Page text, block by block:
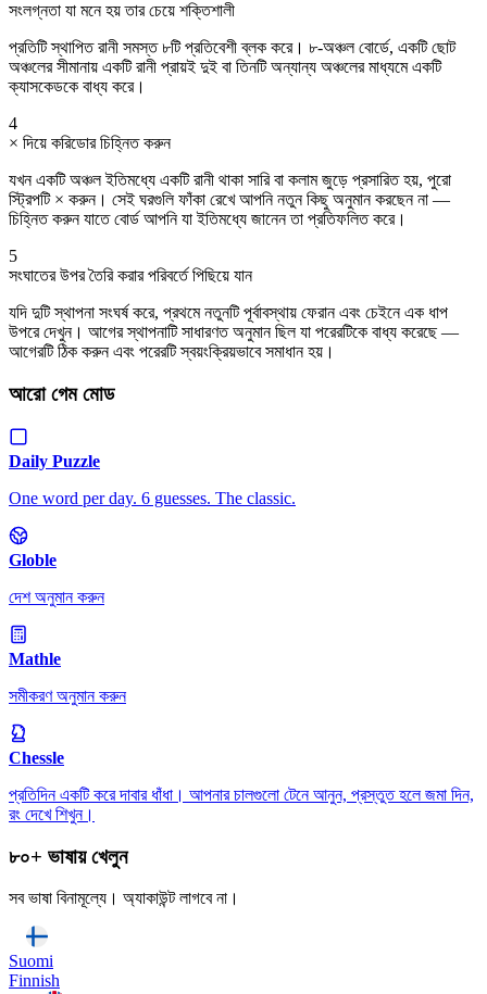
সংলগ্নতা যা মনে হয় তার চেয়ে শক্তিশালী
প্রতিটি স্থাপিত রানী সমস্ত ৮টি প্রতিবেশী ব্লক করে। ৮-অঞ্চল বোর্ডে, একটি ছোট
অঞ্চলের সীমানায় একটি রানী প্রায়ই দুই বা তিনটি অন্যান্য অঞ্চলের মাধ্যমে একটি
ক্যাসকেডকে বাধ্য করে।
4
× দিয়ে করিডোর চিহ্নিত করুন
যখন একটি অঞ্চল ইতিমধ্যে একটি রানী থাকা সারি বা কলাম জুড়ে প্রসারিত হয়, পুরো
স্ট্রিপটি × করুন। সেই ঘরগুলি ফাঁকা রেখে আপনি নতুন কিছু অনুমান করছেন না —
চিহ্নিত করুন যাতে বোর্ড আপনি যা ইতিমধ্যে জানেন তা প্রতিফলিত করে।
5
সংঘাতের উপর তৈরি করার পরিবর্তে পিছিয়ে যান
যদি দুটি স্থাপনা সংঘর্ষ করে, প্রথমে নতুনটি পূর্বাবস্থায় ফেরান এবং চেইনে এক ধাপ
উপরে দেখুন। আগের স্থাপনাটি সাধারণত অনুমান ছিল যা পরেরটিকে বাধ্য করেছে —
আগেরটি ঠিক করুন এবং পরেরটি স্বয়ংক্রিয়ভাবে সমাধান হয়।
আরো গেম মোড
Daily Puzzle
One word per day. 6 guesses. The classic.
Globle
দেশ অনুমান করুন
Mathle
সমীকরণ অনুমান করুন
Chessle
প্রতিদিন একটি করে দাবার ধাঁধা। আপনার চালগুলো টেনে আনুন, প্রস্তুত হলে জমা দিন,
রং দেখে শিখুন।
৮০+ ভাষায় খেলুন
সব ভাষা বিনামূল্যে। অ্যাকাউন্ট লাগবে না।
Suomi
Finnish